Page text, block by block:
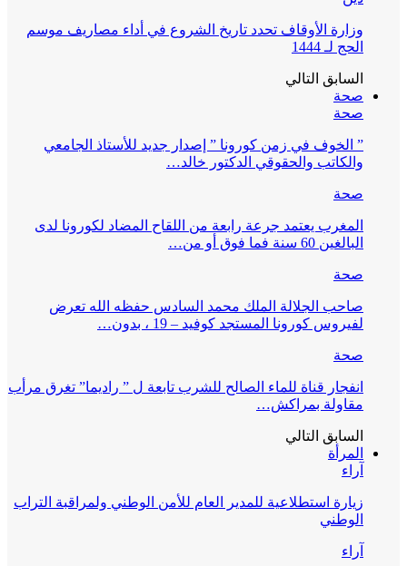
وزارة الأوقاف تحدد تاريخ الشروع في أداء مصاريف موسم
الحج لـ 1444
السابق التالي
صحة
صحة
” الخوف في زمن كورونا ” إصدار جديد للأستاذ الجامعي
والكاتب والحقوقي الدكتور خالد…
صحة
المغرب يعتمد جرعة رابعة من اللقاح المضاد لكورونا لدى
البالغين 60 سنة فما فوق أو من…
صحة
صاحب الجلالة الملك محمد السادس حفظه الله تعرض
لفيروس كورونا المستجد كوفيد – 19 ، بدون…
صحة
انفجار قناة للماء الصالح للشرب تابعة ل ” راديما” تغرق مرأب
مقاولة بمراكش…
السابق التالي
المرأة
آراء
زيارة استطلاعية للمدير العام للأمن الوطني ولمراقبة التراب
الوطني
آراء